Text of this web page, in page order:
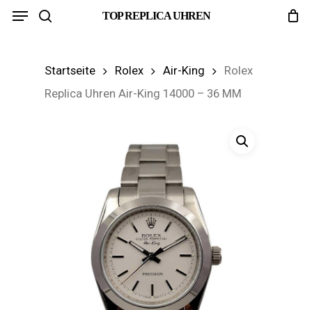
Skip
TOP REPLICA UHREN
Menu
Startseite Rolex Air-King
Rolex
Replica Uhren Air-King 14000 – 36 MM